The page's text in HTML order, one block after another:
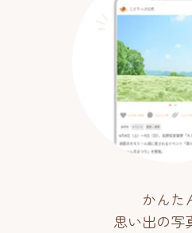
かんた
思い出の写